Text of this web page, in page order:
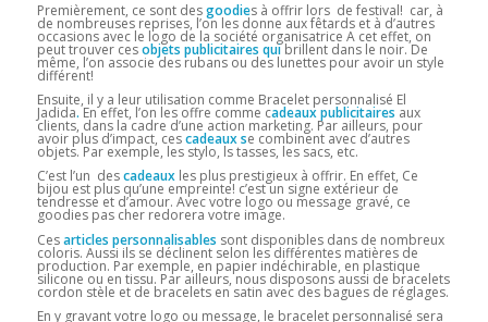
Premièrement, ce sont desgoodies à offrir lors de festival! car, à
de nombreuses reprises, l’on les donne aux fêtards et à d’autres
occasions avec le logo de la société organisatrice A cet effet, on
peut trouver cesobjets publicitaires quibrillent dans le noir. De
même, l’on associe des rubans ou des lunettes pour avoir un style
différent!
Ensuite, il y a leur utilisation comme Bracelet personnalisé El
Jadida.En effet, l’on les offre comme cadeaux publicitaires aux
clients, dans la cadre d’une action marketing. Par ailleurs, pour
avoir plus d’impact, cescadeaux se combinent avec d’autres
objets. Par exemple, les stylo, ls tasses, les sacs, etc.
C’est l’un descadeauxles plus prestigieux à offrir. En effet, Ce
bijou est plus qu’une empreinte! c’est un signe extérieur de
tendresse et d’amour. Avec votre logo ou message gravé, ce
goodies pas cher redorera votre image.
Cesarticles personnalisables sont disponibles dans de nombreux
coloris. Aussi ils se déclinent selon les différentes matières de
production. Par exemple, en papier indéchirable, en plastique
silicone ou en tissu. Par ailleurs, nous disposons aussi de bracelets
cordon stèle et de bracelets en satin avec des bagues de réglages.
En y gravant votre logo ou message, le bracelet personnalisé sera